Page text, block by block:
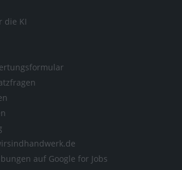
die KI
auf Google for Jobs